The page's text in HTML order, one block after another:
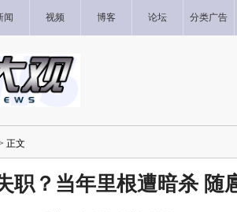
闻 视频 博客 论坛 分类广告
正文
职？当年里根遭暗杀 随